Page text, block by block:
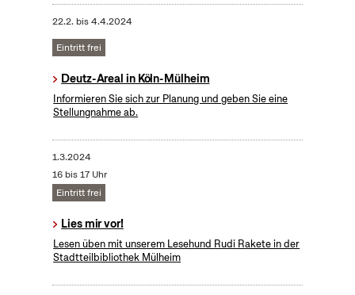
22.2. bis4.4.2024
Eintritt frei
Deutz-Areal in Köln-Mülheim
Informieren Sie sich zur Planung und geben Sie eine
Stellungnahme ab.
1.3.2024
16 bis 17 Uhr
Eintritt frei
Lies mir vor!
Lesen üben mit unserem Lesehund Rudi Rakete in der
Stadtteilbibliothek Mülheim